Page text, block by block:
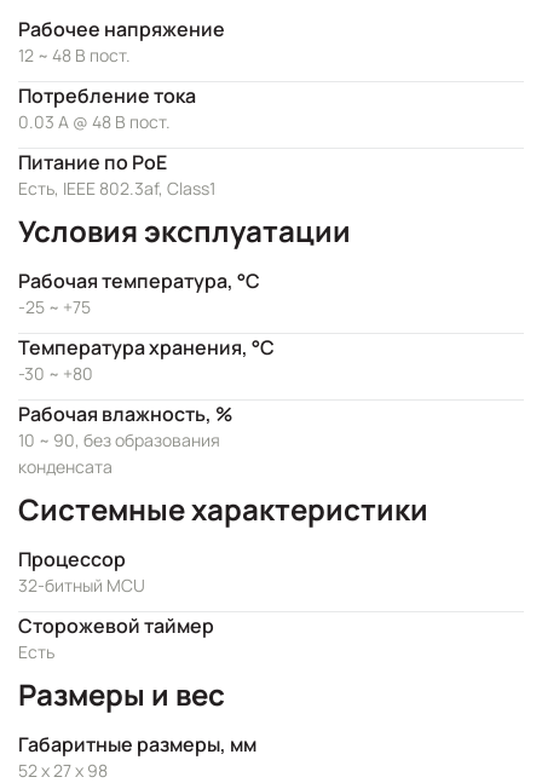
Рабочее напряжение
12 ~ 48 В пост.
Потребление тока
0.03 А @ 48 В пост.
Питание по PoE
Есть, IEEE 802.3af, Class1
Условия эксплуатации
Рабочая температура, °C
-25 ~ +75
Температура хранения, °C
-30 ~ +80
Рабочая влажность, %
10 ~ 90, без образования
конденсата
Системные характеристики
Процессор
32-битный MCU
Сторожевой таймер
Есть
Размеры и вес
Габаритные размеры, мм
52 x 27 x 98